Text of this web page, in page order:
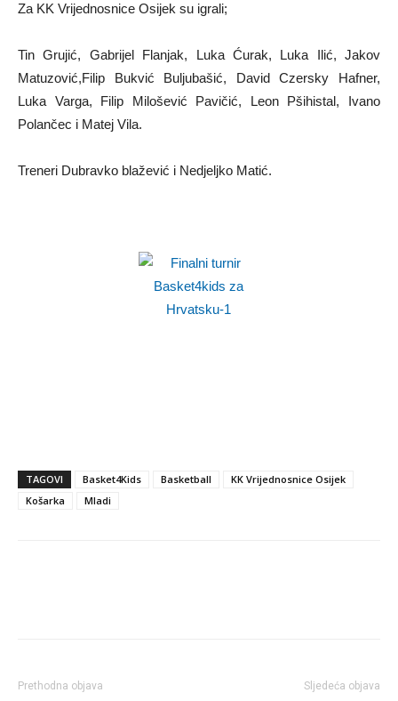
Za KK Vrijednosnice Osijek su igrali;
Tin Grujić, Gabrijel Flanjak, Luka Ćurak, Luka Ilić, Jakov
Matuzović,Filip Bukvić Buljubašić, David Czersky Hafner,
Luka Varga, Filip Milošević Pavičić, Leon Pšihistal, Ivano
Polančec i Matej Vila.
Treneri Dubravko blažević i Nedjeljko Matić.
TAGOVI Basket4Kids Basketball
KK Vrijednosnice Osijek
Košarka
Mladi
Prethodna objava Sljedeća objava